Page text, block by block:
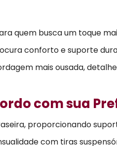
quem busca um toque
conforto e suporte
mais ousada,
com sua
proporcionando
com tiras